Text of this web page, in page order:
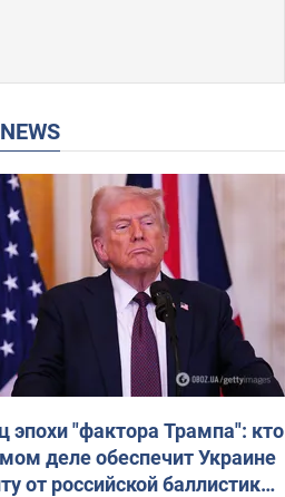
NEWS
эпохи "фактора Трампа": кто
деле обеспечит Украине
от российской баллистики.